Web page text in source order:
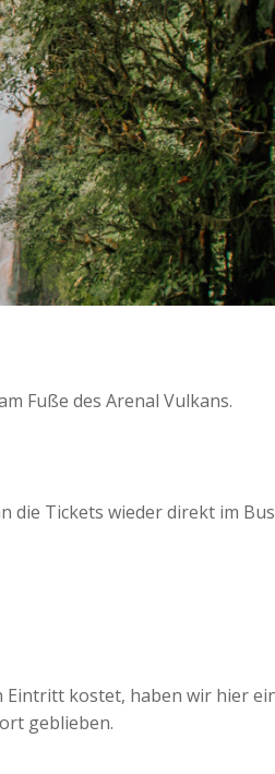
Fuße des Arenal Vulkans.
die Tickets wieder direkt im
Eintritt kostet, haben wir hier
geblieben.